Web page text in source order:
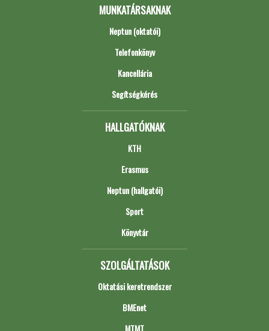
MUNKATÁRSAKNAK
Neptun (oktatói)
Telefonkönyv
Kancellária
Segítségkérés
HALLGATÓKNAK
KTH
Erasmus
Neptun (hallgatói)
Sport
Könyvtár
SZOLGÁLTATÁSOK
Oktatási keretrendszer
BMEnet
MTMT